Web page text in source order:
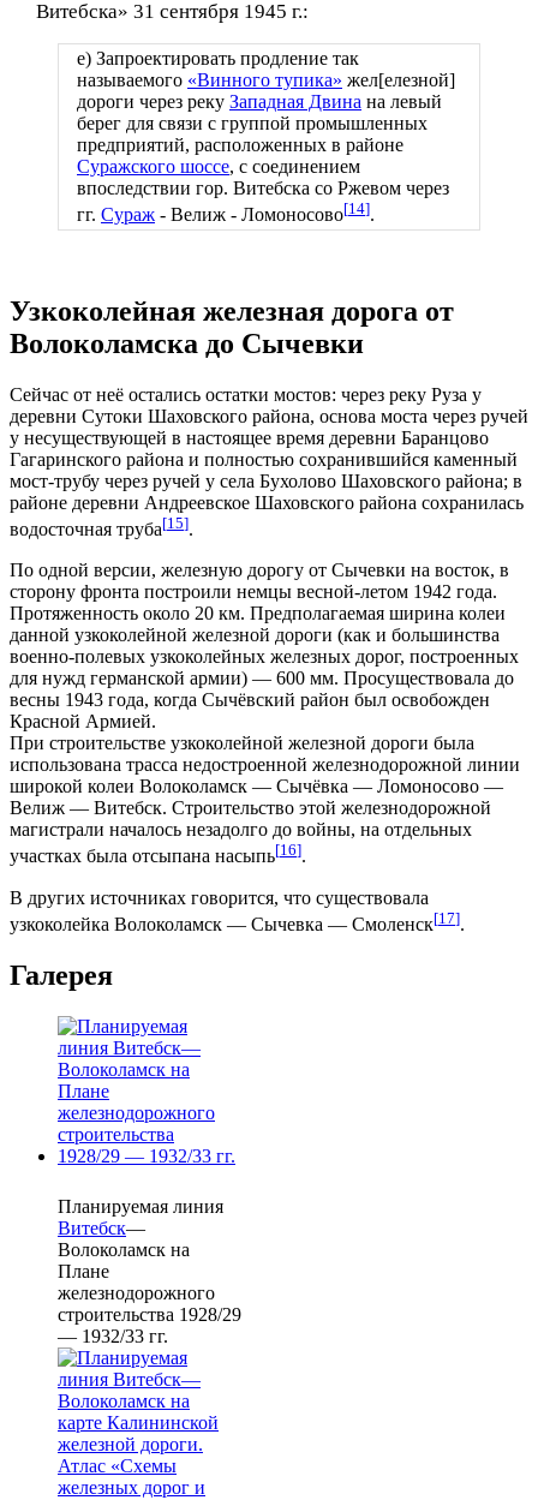
Витебска» 31 сентября 1945 г.:
е) Запроектировать продление так
называемого «Винного тупика» жел[елезной]
дороги через реку Западная Двина на левый
берег для связи с группой промышленных
предприятий, расположенных в районе
Суражского шоссе, с соединением
впоследствии гор. Витебска со Ржевом через
гг. Сураж - Велиж - Ломоносово[14].
Узкоколейная железная дорога от
Волоколамска до Сычевки
Сейчас от неё остались остатки мостов: через реку Руза у
деревни Сутоки Шаховского района, основа моста через ручей
у несуществующей в настоящее время деревни Баранцово
Гагаринского района и полностью сохранившийся каменный
мост-трубу через ручей у села Бухолово Шаховского района; в
районе деревни Андреевское Шаховского района сохранилась
водосточная труба[15].
По одной версии, железную дорогу от Сычевки на восток, в
сторону фронта построили немцы весной-летом 1942 года.
Протяженность около 20 км. Предполагаемая ширина колеи
данной узкоколейной железной дороги (как и большинства
военно-полевых узкоколейных железных дорог, построенных
для нужд германской армии) — 600 мм. Просуществовала до
весны 1943 года, когда Сычёвский район был освобожден
Красной Армией.
При строительстве узкоколейной железной дороги была
использована трасса недостроенной железнодорожной линии
широкой колеи Волоколамск — Сычёвка — Ломоносово —
Велиж — Витебск. Строительство этой железнодорожной
магистрали началось незадолго до войны, на отдельных
участках была отсыпана насыпь[16].
В других источниках говорится, что существовала
узкоколейка Волоколамск — Сычевка — Смоленск[17].
Галерея
Планируемая линия
Витебск—
Волоколамск на
Плане
железнодорожного
строительства 1928/29
— 1932/33 гг.